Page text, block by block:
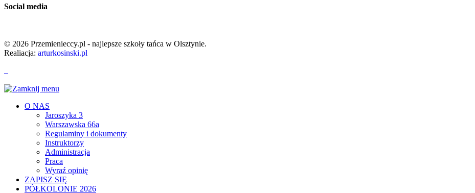
Social media
© 2026 Przemienieccy.pl - najlepsze szkoły tańca w Olsztynie.
Realiacja: arturkosinski.pl
O NAS
Jaroszyka 3
Warszawska 66a
Regulaminy i dokumenty
Instruktorzy
Administracja
Praca
Wyraź opinię
ZAPISZ SIĘ
PÓŁKOLONIE 2026